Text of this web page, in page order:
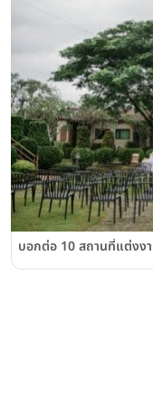
บอกต่อ 10 สถานที่แต่งง